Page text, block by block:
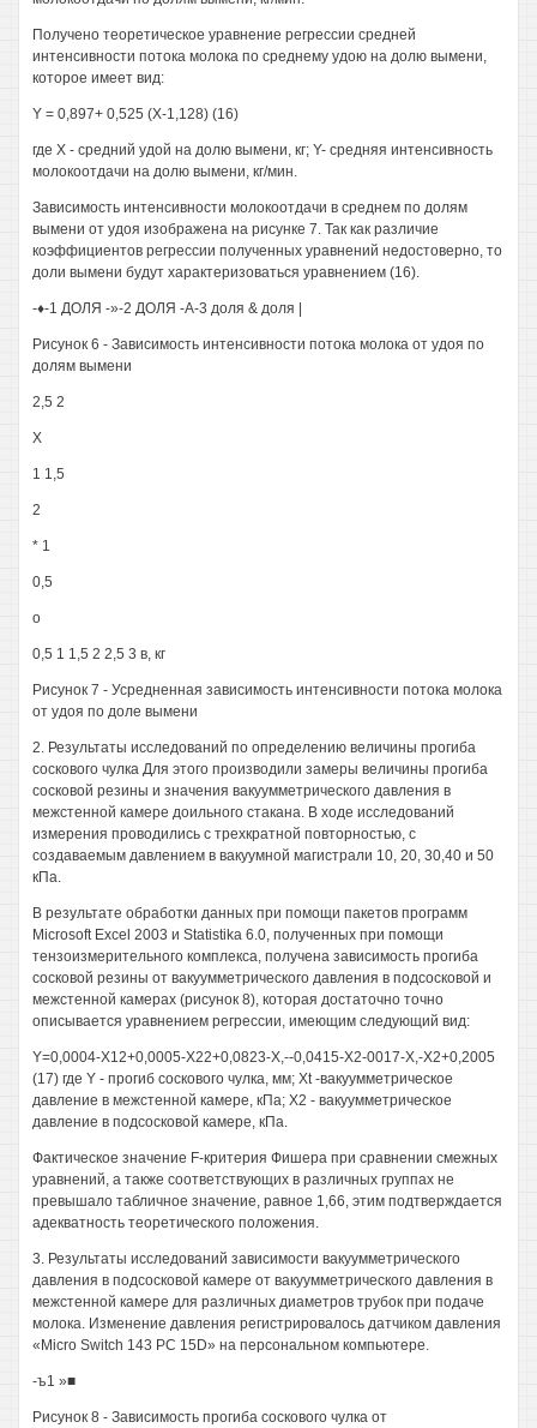
Получено теоретическое уравнение регрессии средней
интенсивности потока молока по среднему удою на долю вымени,
которое имеет вид:
Y = 0,897+ 0,525 (Х-1,128) (16)
где X - средний удой на долю вымени, кг; Y- средняя интенсивность
молокоотдачи на долю вымени, кг/мин.
Зависимость интенсивности молокоотдачи в среднем по долям
вымени от удоя изображена на рисунке 7. Так как различие
коэффициентов регрессии полученных уравнений недостоверно, то
доли вымени будут характеризоваться уравнением (16).
-♦-1 ДОЛЯ -»-2 ДОЛЯ -А-3 доля & доля |
Рисунок 6 - Зависимость интенсивности потока молока от удоя по
долям вымени
2,5 2
X
1 1,5
2
* 1
0,5
о
0,5 1 1,5 2 2,5 3 в, кг
Рисунок 7 - Усредненная зависимость интенсивности потока молока
от удоя по доле вымени
2. Результаты исследований по определению величины прогиба
соскового чулка Для этого производили замеры величины прогиба
сосковой резины и значения вакуумметрического давления в
межстенной камере доильного стакана. В ходе исследований
измерения проводились с трехкратной повторностью, с
создаваемым давлением в вакуумной магистрали 10, 20, 30,40 и 50
кПа.
В результате обработки данных при помощи пакетов программ
Microsoft Excel 2003 и Statistika 6.0, полученных при помощи
тензоизмерительного комплекса, получена зависимость прогиба
сосковой резины от вакуумметрического давления в подсосковой и
межстенной камерах (рисунок 8), которая достаточно точно
описывается уравнением регрессии, имеющим следующий вид:
Y=0,0004-Х12+0,0005-Х22+0,0823-Х,--0,0415-Х2-0017-Х,-Х2+0,2005
(17) где Y - прогиб соскового чулка, мм; Xt -вакуумметрическое
давление в межстенной камере, кПа; Х2 - вакуумметрическое
давление в подсосковой камере, кПа.
Фактическое значение F-критерия Фишера при сравнении смежных
уравнений, а также соответствующих в различных группах не
превышало табличное значение, равное 1,66, этим подтверждается
адекватность теоретического положения.
3. Результаты исследований зависимости вакуумметрического
давления в подсосковой камере от вакуумметрического давления в
межстенной камере для различных диаметров трубок при подаче
молока. Изменение давления регистрировалось датчиком давления
«Micro Switch 143 PC 15D» на персональном компьютере.
-ъ1 »■
Рисунок 8 - Зависимость прогиба соскового чулка от